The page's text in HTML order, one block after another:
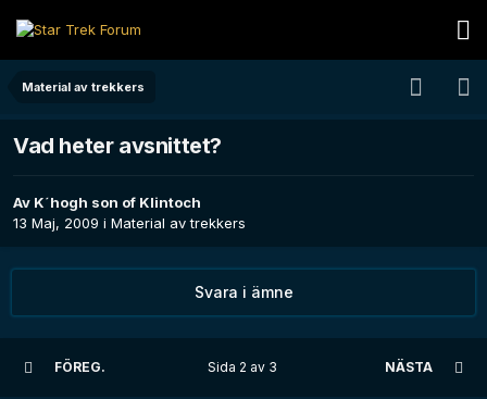
Material av trekkers
Vad heter avsnittet?
Av K´hogh son of Klintoch
13 Maj, 2009 i Material av trekkers
Svara i ämne
FÖREG. NÄSTA
Sida 2 av 3